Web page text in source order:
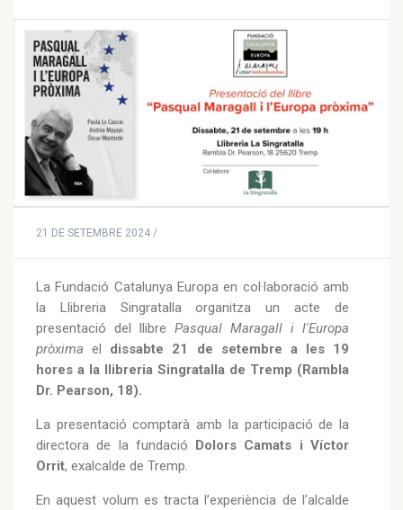
21 DE SETEMBRE 2024 /
La Fundació Catalunya Europa en col·laboració amb
la Llibreria Singratalla organitza un acte de
presentació del llibre Pasqual Maragall i l'Europa
pròximael dissabte 21 de setembre a les 19
hores a la llibreria Singratalla de Tremp (Rambla
Dr. Pearson, 18).
La presentació comptarà amb la participació de la
directora de la fundació Dolors Camats i Víctor
Orrit, exalcalde de Tremp.
En aquest volum es tracta l’experiència de l’alcalde